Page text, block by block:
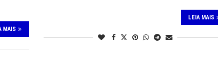
MAIS
LEIA MAIS